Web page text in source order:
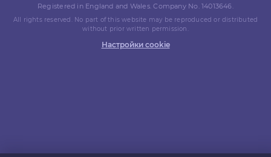
Registered in England and Wales. Company No. 14013646.
All rights reserved. No part of this website may be reproduced or distributed
without prior written permission.
Настройки cookie